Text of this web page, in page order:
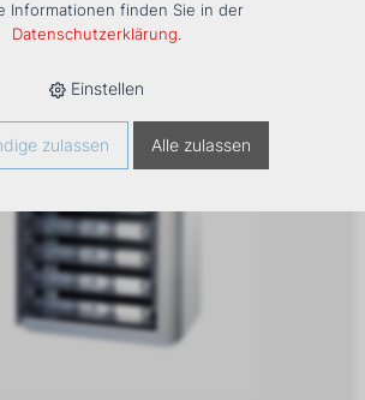
Informationen finden Sie in der
Datenschutzerklärung.
Einstellen
zulassen Alle zulassen